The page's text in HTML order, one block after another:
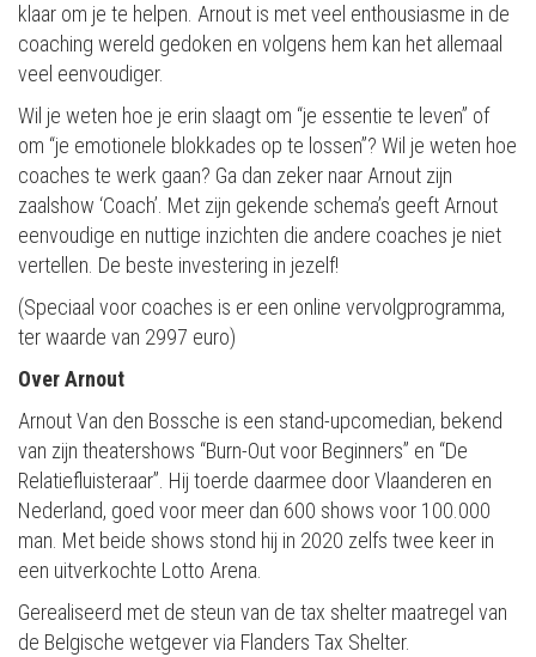
klaar om je te helpen. Arnout is met veel enthousiasme in de
coaching wereld gedoken en volgens hem kan het allemaal
veel eenvoudiger.
Wil je weten hoe je erin slaagt om “je essentie te leven” of
om “je emotionele blokkades op te lossen”? Wil je weten hoe
coaches te werk gaan? Ga dan zeker naar Arnout zijn
zaalshow ‘Coach’. Met zijn gekende schema’s geeft Arnout
eenvoudige en nuttige inzichten die andere coaches je niet
vertellen. De beste investering in jezelf!
(Speciaal voor coaches is er een online vervolgprogramma,
ter waarde van 2997 euro)
Over Arnout
Arnout Van den Bossche is een stand-upcomedian, bekend
van zijn theatershows “Burn-Out voor Beginners” en “De
Relatiefluisteraar”. Hij toerde daarmee door Vlaanderen en
Nederland, goed voor meer dan 600 shows voor 100.000
man. Met beide shows stond hij in 2020 zelfs twee keer in
een uitverkochte Lotto Arena.
Gerealiseerd met de steun van de tax shelter maatregel van
de Belgische wetgever via Flanders Tax Shelter.